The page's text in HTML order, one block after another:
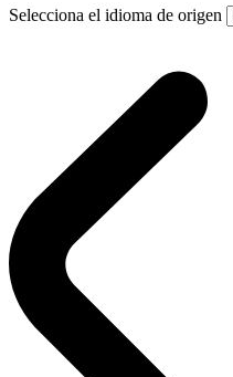
Selecciona el idioma de origen